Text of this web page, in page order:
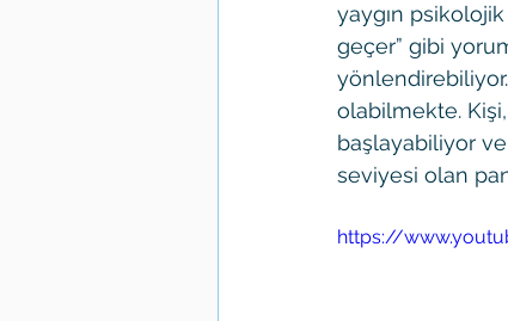
yaygın
geçer” gibi
olabilmekte.
başlayabiliyor
seviyesi olan
https://